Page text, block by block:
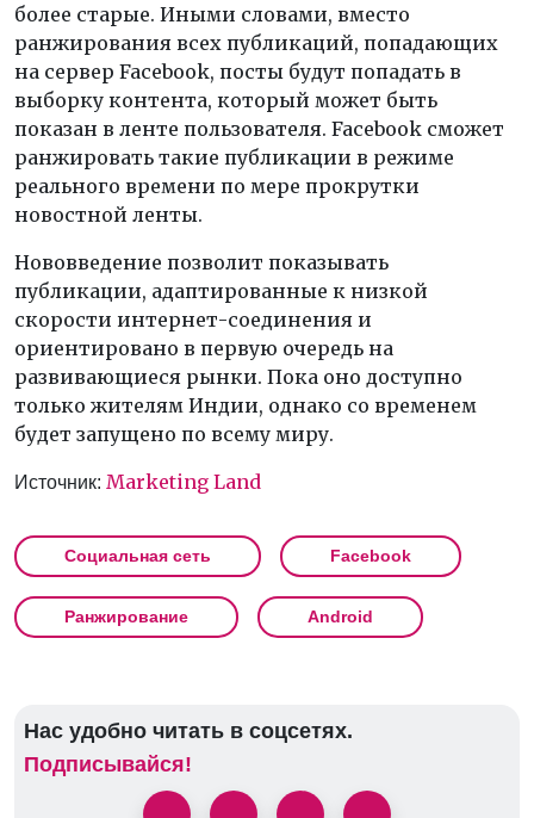
более старые. Иными словами, вместо
ранжирования всех публикаций, попадающих
на сервер Facebook, посты будут попадать в
выборку контента, который может быть
показан в ленте пользователя. Facebook сможет
ранжировать такие публикации в режиме
реального времени по мере прокрутки
новостной ленты.
Нововведение позволит показывать
публикации, адаптированные к низкой
скорости интернет-соединения и
ориентировано в первую очередь на
развивающиеся рынки. Пока оно доступно
только жителям Индии, однако со временем
будет запущено по всему миру.
Источник: Marketing Land
Социальная сеть Facebook
Ранжирование Android
Нас удобно читать в соцсетях.
Подписывайся!